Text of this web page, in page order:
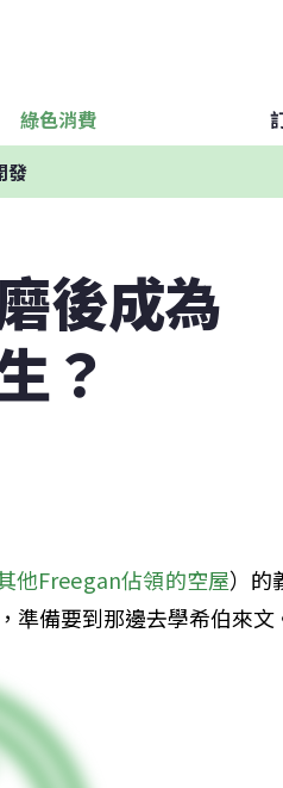
綠色消費
發
後成為
？
他Freegan佔領的空屋）的
準備要到那邊去學希伯來文